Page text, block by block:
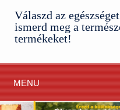
Válaszd az
ismerd meg a
termékeket!
MENU